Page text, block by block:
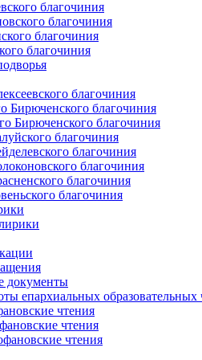
благочиния
благочиния
благочиния
благочиния
благочиния
Бирюченского благочиния
Бирюченского благочиния
благочиния
благочиния
благочиния
благочиния
благочиния
документы
епархиальных образовательных
чтения
чтения
чтения